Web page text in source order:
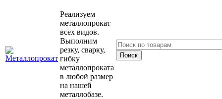
Реализуем
металлопрокат
всех видов.
Выполним
резку, сварку,
гибку
металлопроката
в любой размер
на нашей
металлобазе.